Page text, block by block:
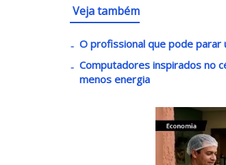
Veja também
O profissional que pode parar
Computadores inspirados no
menos energia